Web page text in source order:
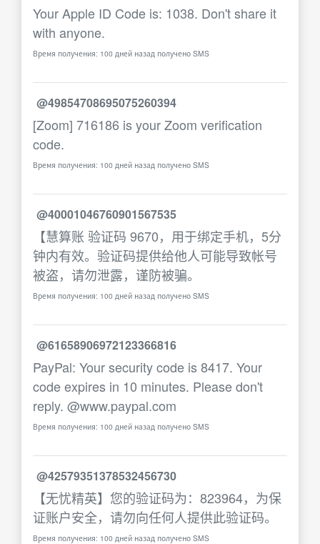
Your Apple ID Code is: 1038. Don't share it
with anyone.
Время получения: 100 дней назад получено SMS
@49854708695075260394
[Zoom] 716186 is your Zoom verification
code.
Время получения: 100 дней назад получено SMS
@40001046760901567535
【慧算账 验证码 9670，用于绑定手机，5分
钟内有效。验证码提供给他人可能导致帐号
被盗，请勿泄露，谨防被骗。
Время получения: 100 дней назад получено SMS
@61658906972123366816
PayPal: Your security code is 8417. Your
code expires in 10 minutes. Please don't
reply. @www.paypal.com
Время получения: 100 дней назад получено SMS
@42579351378532456730
【无忧精英】您的验证码为：823964，为保
证账户安全，请勿向任何人提供此验证码。
Время получения: 100 дней назад получено SMS